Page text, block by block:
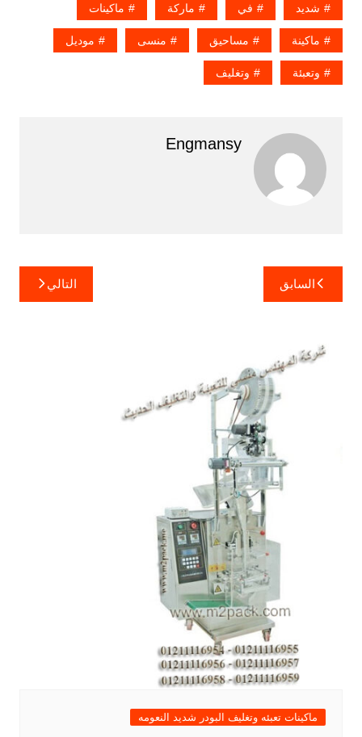
شديد في ماركة ماكينات
ماكينة مساحيق منسى موديل
وتعبئة وتغليف
Engmansy
تصفّح
المقالات
السابق التالي
ماكينات تعبئه وتغليف البودر شديد النعومه